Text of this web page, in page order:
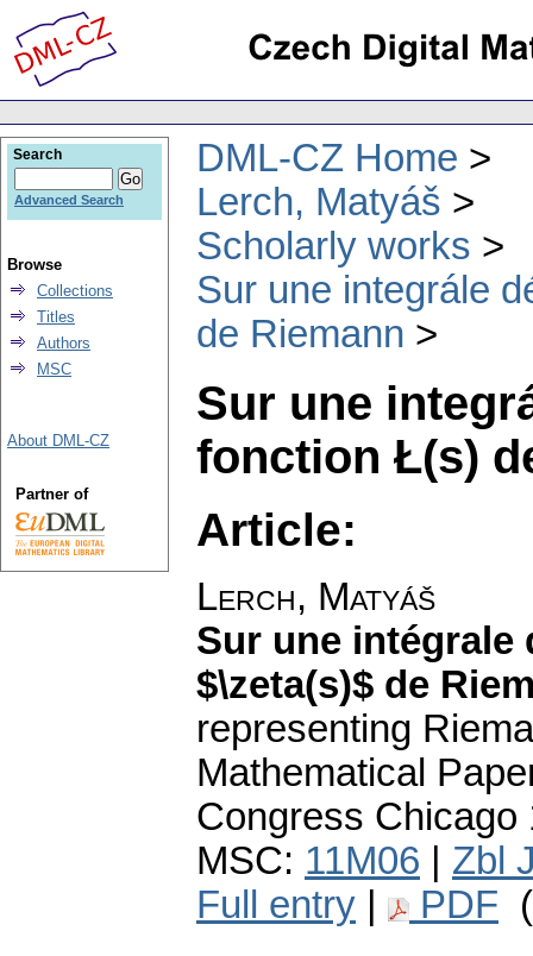
DML-CZ Home
Lerch, Matyáš
Scholarly works
Sur une integrále
de Riemann
Sur une
fonction Ł(s)
Article:
Lerch, Matyáš
Sur une intégrale
$\zeta(s)$ de
representing
Mathematical
Congress Chicago
MSC: 11M06
Zbl
Full entry
PDF
Search
Advanced Search
Browse
Collections
Titles
Authors
MSC
About DML-CZ
Partner of